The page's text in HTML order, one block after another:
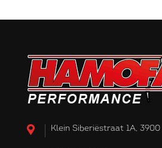
Klein Siberiëstraat 1A,